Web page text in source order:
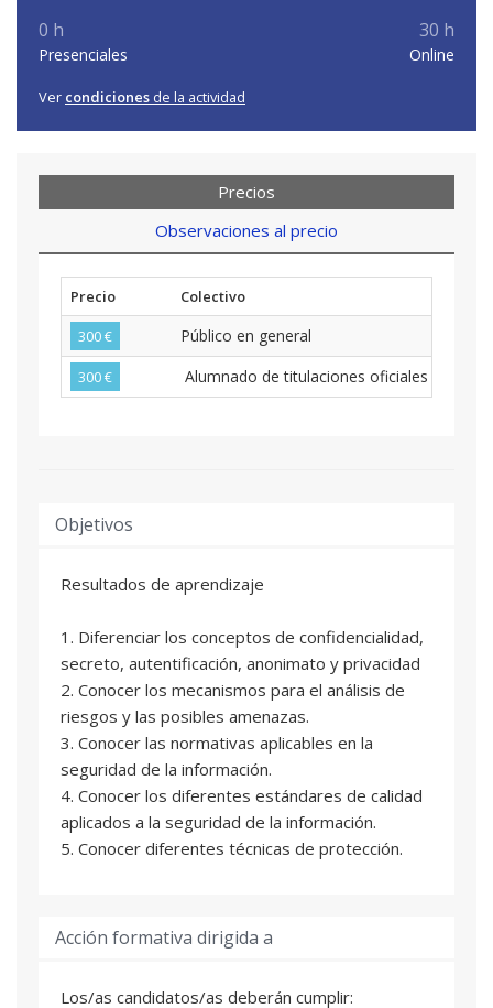
0 h
Presenciales
30 h
Online
Ver condiciones de la actividad
Precios
Observaciones al precio
Precio
Colectivo
300 €
Público en general
300 € Alumnado de titulaciones oficiales del
Objetivos
Resultados de aprendizaje
1. Diferenciar los conceptos de confidencialidad,
secreto, autentificación, anonimato y privacidad
2. Conocer los mecanismos para el análisis de
riesgos y las posibles amenazas.
3. Conocer las normativas aplicables en la
seguridad de la información.
4. Conocer los diferentes estándares de calidad
aplicados a la seguridad de la información.
5. Conocer diferentes técnicas de protección.
Acción formativa dirigida a
Los/as candidatos/as deberán cumplir: